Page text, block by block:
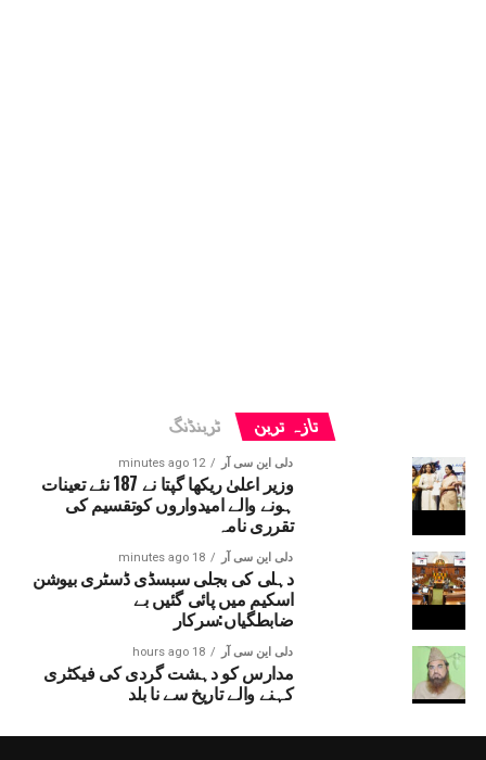
تازہ ترین ٹرینڈنگ
دلی این سی آر 12 minutes ago
وزیر اعلیٰ ریکھا گپتا نے 187 نئے تعینات
ہونے والے امیدواروں کوتقسیم کی
تقرری نامہ
دلی این سی آر 18 minutes ago
دہلی کی بجلی سبسڈی ڈسٹری بیوشن
اسکیم میں پائی گئیں بے
ضابطگیاں:سرکار
دلی این سی آر 18 hours ago
مدارس کو دہشت گردی کی فیکٹری
کہنے والے تاریخ سے نا بلد